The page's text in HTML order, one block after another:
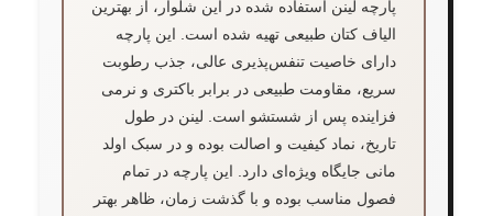
پارچه لینن استفاده شده در این شلوار، از بهترین
الیاف کتان طبیعی تهیه شده است. این پارچه
دارای خاصیت تنفس‌پذیری عالی، جذب رطوبت
سریع، مقاومت طبیعی در برابر باکتری و نرمی
فزاینده پس از شستشو است. لینن در طول
تاریخ، نماد کیفیت و اصالت بوده و در سبک اولد
مانی جایگاه ویژه‌ای دارد. این پارچه در تمام
فصول مناسب بوده و با گذشت زمان، ظاهر بهتر